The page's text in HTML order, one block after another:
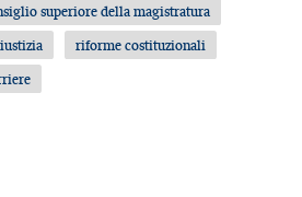
superiore della magistratura
riforme costituzionali